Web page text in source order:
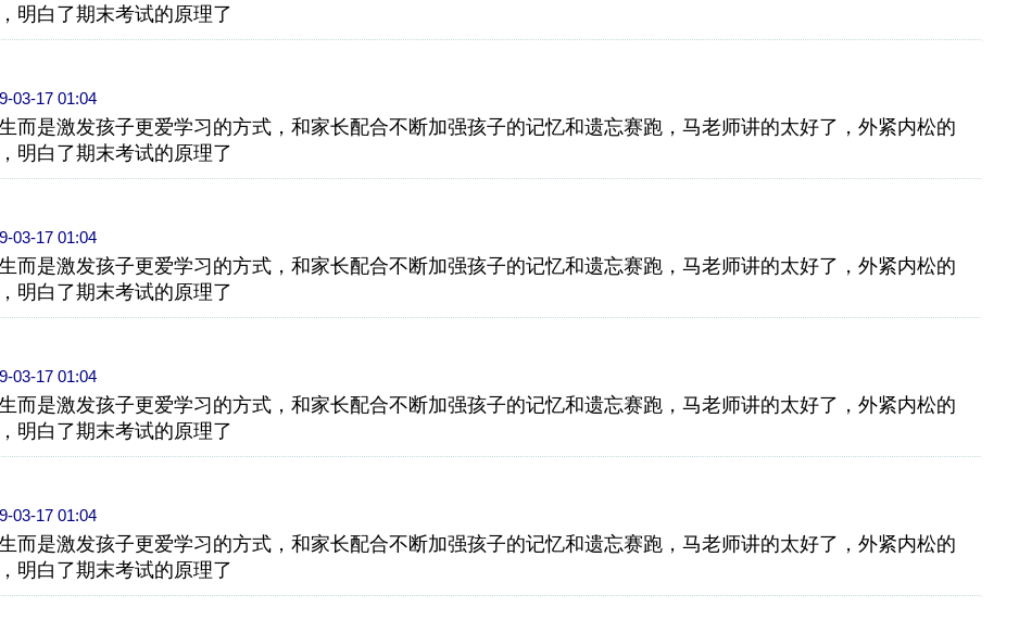
明白了期末考试的原理了
03-17 01:04
而是激发孩子更爱学习的方式，和家长配合不断加强孩子的记忆和遗忘赛跑，马老师讲的太好了，外紧内松的
明白了期末考试的原理了
03-17 01:04
而是激发孩子更爱学习的方式，和家长配合不断加强孩子的记忆和遗忘赛跑，马老师讲的太好了，外紧内松的
明白了期末考试的原理了
03-17 01:04
而是激发孩子更爱学习的方式，和家长配合不断加强孩子的记忆和遗忘赛跑，马老师讲的太好了，外紧内松的
明白了期末考试的原理了
03-17 01:04
而是激发孩子更爱学习的方式，和家长配合不断加强孩子的记忆和遗忘赛跑，马老师讲的太好了，外紧内松的
明白了期末考试的原理了